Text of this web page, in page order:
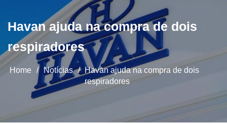
Havan ajuda na compra de dois
respiradores
Home / Notícias /
Havan ajuda na compra de dois
respiradores